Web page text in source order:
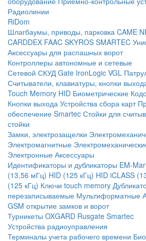
Радиолинии
RiDom
Шлагбаумы, приводы, парковка CAME
CARDDEX FAAC SKYROS SMARTEC
Аксессуары для распашных ворот
Контроллеры автономные и сетевые
Сетевой СКУД Gate IronLogic VGL
Считыватели, клавиатуры, кнопки
Touch Memory HID Биометрические
Кнопки выхода Устройства сбора карт
обеспечение Smartec Стойки для
стойки
Замки, электрозащелки
Электромагнитные
Электронные Аксессуары
Идентификаторы и дубликаторы EM-
(13,56 мГц) HID (125 кГц) HID iCLASS
(125 кГц) Ключи touch memory
перезаписываемые Мультиформатные
GSM открытие замков и ворот
Турникеты OXGARD Rusgate Smartec
Устройства радиоуправления
Терминалы учета рабочего времени